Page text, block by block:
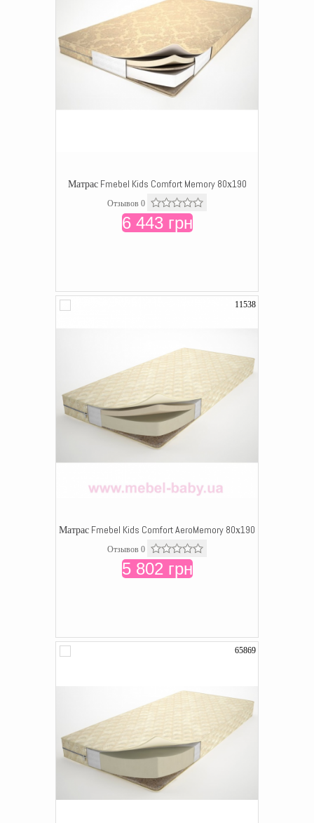
Матрас Fmebel Kids Comfort Memory 80х190
Отзывов 0
6 443 грн
11538
Матрас Fmebel Kids Comfort AeroMemory 80х190
Отзывов 0
5 802 грн
65869